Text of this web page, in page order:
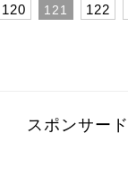
120 121 122
スポンサード